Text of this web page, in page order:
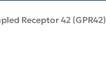
Receptor 42 (GPR42)